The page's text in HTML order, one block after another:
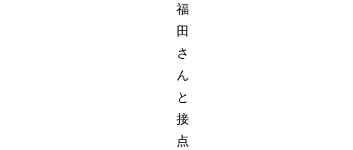
福
田
さ
ん
と
接
点